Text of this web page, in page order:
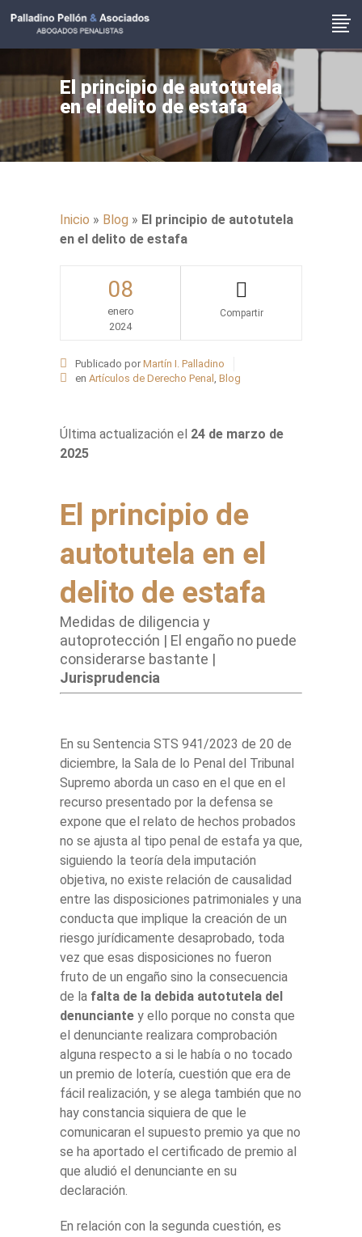
El principio de autotutela
en el delito de estafa
Inicio » Blog » El principio de autotutela
en el delito de estafa
08
enero
2024
Publicado por Martín I. Palladino
en Artículos de Derecho Penal , Blog
Última actualización el 24 de marzo de
2025
El principio de
autotutela en el
delito de estafa
Medidas de diligencia y
autoprotección | El engaño no puede
considerarse bastante |
Jurisprudencia
En su Sentencia STS 941/2023 de 20 de
diciembre, la Sala de lo Penal del Tribunal
Supremo aborda un caso en el que en el
recurso presentado por la defensa se
expone que el relato de hechos probados
no se ajusta al tipo penal de estafa ya que,
siguiendo la teoría dela imputación
objetiva, no existe relación de causalidad
entre las disposiciones patrimoniales y una
conducta que implique la creación de un
riesgo jurídicamente desaprobado, toda
vez que esas disposiciones no fueron
fruto de un engaño sino la consecuencia
de la falta de la debida autotutela del
denunciante y ello porque no consta que
el denunciante realizara comprobación
alguna respecto a si le había o no tocado
un premio de lotería, cuestión que era de
fácil realización, y se alega también que no
hay constancia siquiera de que le
comunicaran el supuesto premio ya que no
se ha aportado el certificado de premio al
que aludió el denunciante en su
declaración.
En relación con la segunda cuestión, es